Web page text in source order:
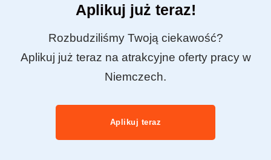
Aplikuj już teraz!
Rozbudziliśmy Twoją ciekawość?
Aplikuj już teraz na atrakcyjne oferty pracy w
Niemczech.
Aplikuj teraz